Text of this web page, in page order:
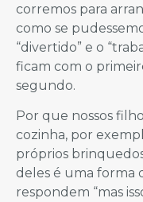
corremos para
como se
“divertido” e o
ficam com o
segundo.
Por que nossos
cozinha, por
próprios
deles é uma forma
respondem “mas